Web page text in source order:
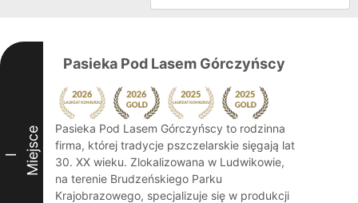
I Miejsce
Pasieka Pod Lasem Górczyńscy
Pasieka Pod Lasem Górczyńscy to rodzinna
firma, której tradycje pszczelarskie sięgają lat
30. XX wieku. Zlokalizowana w Ludwikowie,
na terenie Brudzeńskiego Parku
Krajobrazowego, specjalizuje się w produkcji